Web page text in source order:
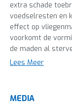
extra schade
voedselresten en
effect op
voorkomt de
de maden al
vliegendruk is
dat er een nieuwe
Lees Meer
MEDIA